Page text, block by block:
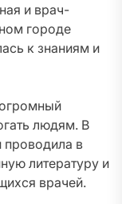
и врач-
городе
к знаниям и
людям. В
в
литературу и
врачей.